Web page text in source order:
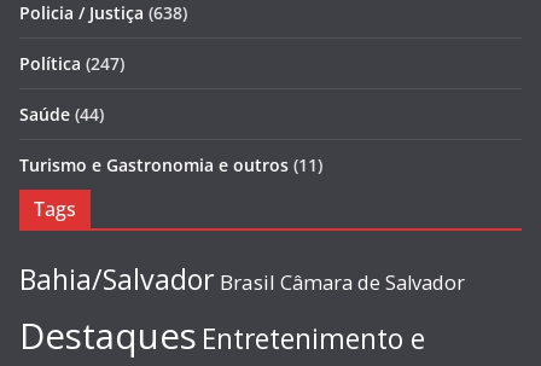
Policia / Justiça (638)
Política (247)
Saúde (44)
Turismo e Gastronomia e outros (11)
Tags
Bahia/Salvador Brasil Câmara de Salvador
Destaques Entretenimento e